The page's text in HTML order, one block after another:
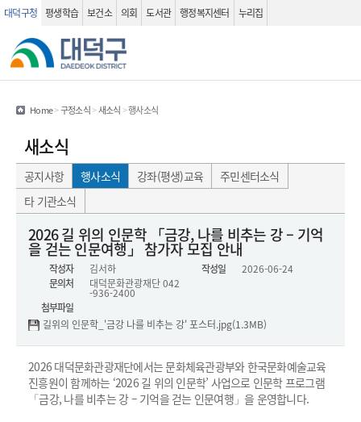
대덕구청 평생학습 보건소 의회 도서관 행정복지센터 누리집
Home>구정소식>새소식>행사소식
새소식
공지사항 행사소식 강좌(평생)교육
주민센터소식
타 기관소식
행사소식(상세화면) - 제목, 작성자, 작성일 , 문의처 , 내용 , 첨부파일 정보를 제공하는 표 입니다.
2026 길 위의 인문학 「금강, 나를 비추는 강 – 기억
을 걷는 인문여행」 참가자 모집 안내
작성자 김서하 작성일
2026-06-24
문의처
대덕문화관광재단042
-936-2400
첨부파일
길위의 인문학_'금강 나를 비추는 강' 포스터.jpg(1.3MB)
2026 대덕문화관광재단에서는 문화체육관광부와 한국문화예술교육
진흥원이 함께하는 ‘2026 길 위의 인문학’ 사업으로 인문학 프로그램
「금강, 나를 비추는 강 – 기억을 걷는 인문여행」을 운영합니다.